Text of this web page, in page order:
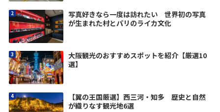
写真好きなら一度は訪れたい 世界初の写真
が生まれた村とパリのライカ文化
大阪観光のおすすめスポットを紹介【厳選10
選】
【翼の王国厳選】西三河・知多 歴史と自然
が織りなす観光地6選